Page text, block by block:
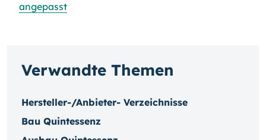
angepasst
Verwandte Themen
Hersteller-/Anbieter- Verzeichnisse
Bau Quintessenz